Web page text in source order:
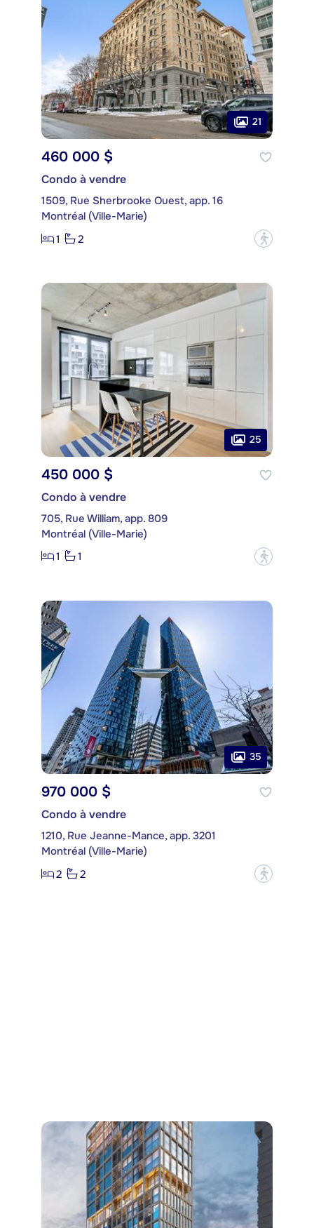
21
460 000 $
Condo à vendre
1509, Rue Sherbrooke Ouest, app. 16
Montréal (Ville-Marie)
1
2 ?
25
450 000 $
Condo à vendre
705, Rue William, app. 809
Montréal (Ville-Marie)
1
1 ?
35
970 000 $
Condo à vendre
1210, Rue Jeanne-Mance, app. 3201
Montréal (Ville-Marie)
2
2 ?